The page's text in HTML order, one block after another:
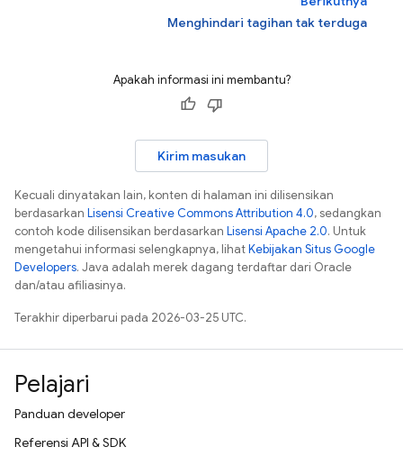
Menghindari tagihan tak terduga
Apakah informasi ini membantu?
Kirim masukan
Kecuali dinyatakan lain, konten di halaman ini dilisensikan
berdasarkan Lisensi Creative Commons Attribution 4.0, sedangkan
contoh kode dilisensikan berdasarkan Lisensi Apache 2.0. Untuk
mengetahui informasi selengkapnya, lihatKebijakan Situs Google
Developers. Java adalah merek dagang terdaftar dari Oracle
dan/atau afiliasinya.
Terakhir diperbarui pada 2026-03-25 UTC.
Pelajari
Panduan developer
Referensi API & SDK